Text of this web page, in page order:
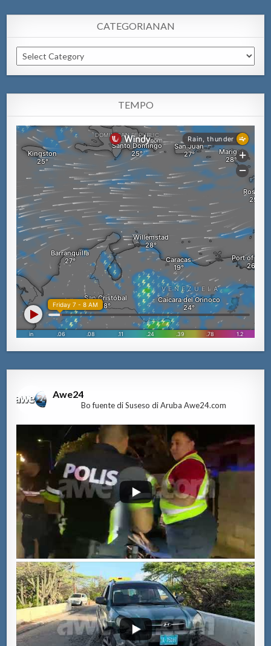
CATEGORIANAN
Categorianan
TEMPO
Awe24
Bo fuente di Suseso di Aruba Awe24.com